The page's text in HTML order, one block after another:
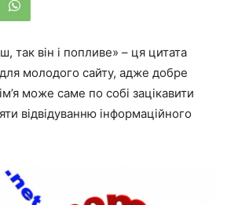
так він і попливе» – ця цитата
для молодого сайту, адже добре
може саме по собі зацікавити
відвідуванню інформаційного